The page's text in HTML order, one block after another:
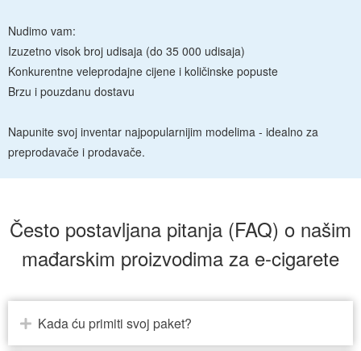
Nudimo vam:
Izuzetno visok broj udisaja (do 35 000 udisaja)
Konkurentne veleprodajne cijene i količinske popuste
Brzu i pouzdanu dostavu
Napunite svoj inventar najpopularnijim modelima - idealno za
preprodavače i prodavače.
Često postavljana pitanja (FAQ) o našim
mađarskim proizvodima za e-cigarete
Kada ću primiti svoj paket?